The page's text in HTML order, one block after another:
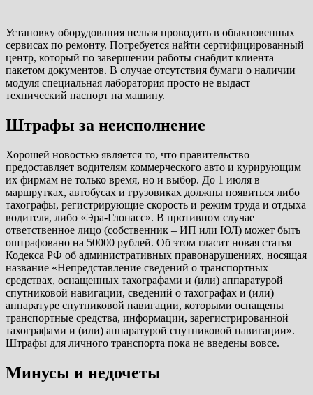
Установку оборудования нельзя проводить в обыкновенных
сервисах по ремонту. Потребуется найти сертифицированный
центр, который по завершении работы снабдит клиента
пакетом документов. В случае отсутствия бумаги о наличии
модуля специальная лаборатория просто не выдаст
технический паспорт на машину.
Штрафы за неисполнение
Хорошей новостью является то, что правительство
предоставляет водителям коммерческого авто и курирующим
их фирмам не только время, но и выбор. До 1 июля в
маршрутках, автобусах и грузовиках должны появиться либо
тахографы, регистрирующие скорость и режим труда и отдыха
водителя, либо «Эра-Глонасс». В противном случае
ответственное лицо (собственник – ИП или ЮЛ) может быть
оштрафовано на 50000 рублей. Об этом гласит новая статья
Кодекса РФ об административных правонарушениях, носящая
название «Непредставление сведений о транспортных
средствах, оснащенных тахографами и (или) аппаратурой
спутниковой навигации, сведений о тахографах и (или)
аппаратуре спутниковой навигации, которыми оснащены
транспортные средства, информации, зарегистрированной
тахографами и (или) аппаратурой спутниковой навигации».
Штрафы для личного транспорта пока не введены вовсе.
Минусы и недочеты